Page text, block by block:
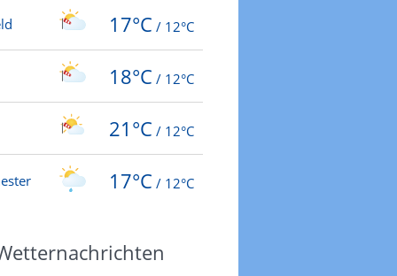
17°C / 12°C
18°C / 12°C
21°C / 12°C
17°C / 12°C